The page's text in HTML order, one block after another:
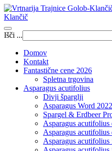
Klančič
Išči ...
Domov
Kontakt
Fantastične cene 2026
Spletna trgovina
Asparagus acutifolius
Divji šparglji
Asparagus Word 2022
Spargel & Erdbeer
Asparagus acutifolius
Asparagus acutifolius
Asparagus acutifolius